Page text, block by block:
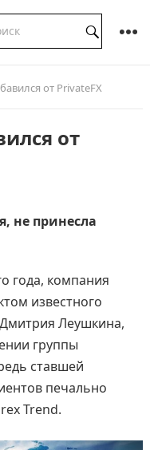
от PrivateFX
от
не принесла
года, компания
известного
Леушкина,
группы
ставшей
печально
Trend.